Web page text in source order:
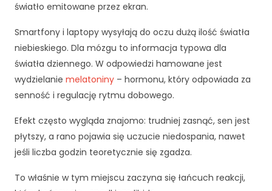
światło emitowane przez ekran.
Smartfony i laptopy wysyłają do oczu dużą ilość światła
niebieskiego. Dla mózgu to informacja typowa dla
światła dziennego. W odpowiedzi hamowane jest
wydzielanie melatoniny – hormonu, który odpowiada za
senność i regulację rytmu dobowego.
Efekt często wygląda znajomo: trudniej zasnąć, sen jest
płytszy, a rano pojawia się uczucie niedospania, nawet
jeśli liczba godzin teoretycznie się zgadza.
To właśnie w tym miejscu zaczyna się łańcuch reakcji,